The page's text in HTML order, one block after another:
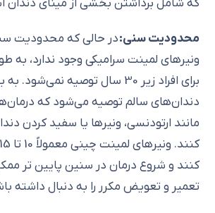
که شامل برداشتن بخشی از مینای دندان
محدودیت سنی:در حالی که محدودیت
ونیرهای لمینت سرامیکی وجود ندارد، به
برای افراد زیر 30 سال توصیه
دندان‌های سالم توصیه می‌شود که
مانند ارتودنسی، ونیر‌ها یا سفید کردن
کنند و شروع درمان در سنین پایین تر
تعمیر و تعویض مکرر را به دنبال داشته